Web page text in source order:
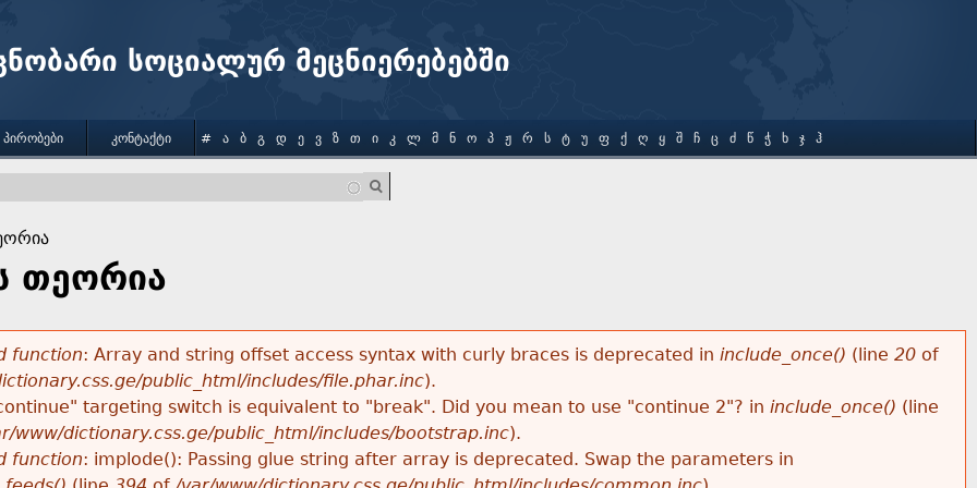
სოციალურ მეცნიერებებში
თეორია
function: Array and string offset access syntax with curly braces is deprecated in include_once() (line 20of
public_html/includes/file.phar.inc).
targeting switch is equivalent to "break". Did you mean to use "continue 2"? in include_once() (line
www/dictionary.css.ge/public_html/includes/bootstrap.inc).
function: implode(): Passing glue string after array is deprecated. Swap the parameters in
ᲞᲘᲠᲝᲑᲔᲑᲘ ᲙᲝᲜᲢᲐᲥᲢᲘ # Ა Ბ Გ Დ Ე Ვ Ზ Თ Ი Კ Ლ Მ Ნ Ო Პ Ჟ Რ Ს Ტ Უ Ფ Ქ Ღ Ყ Შ Ჩ Ც Ძ Წ Ჭ Ხ Ჯ Ჰ